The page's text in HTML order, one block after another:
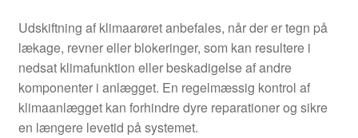
Udskiftning af klimaarøret anbefales, når der er tegn på
lækage, revner eller blokeringer, som kan resultere i
nedsat klimafunktion eller beskadigelse af andre
komponenter i anlægget. En regelmæssig kontrol af
klimaanlægget kan forhindre dyre reparationer og sikre
en længere levetid på systemet.